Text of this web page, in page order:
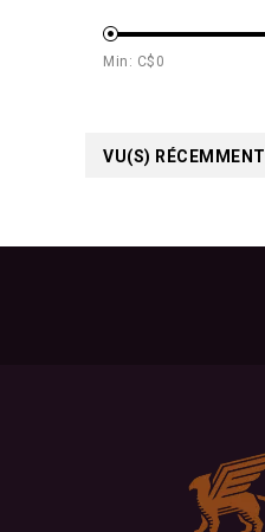
Min: C$ 0
VU(S) RÉCEMMENT